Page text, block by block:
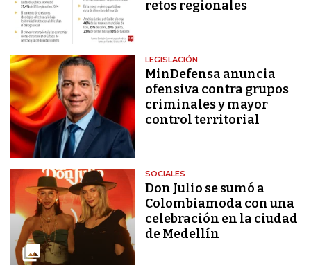
retos regionales
LEGISLACIÓN
MinDefensa anuncia
ofensiva contra grupos
criminales y mayor
control territorial
SOCIALES
Don Julio se sumó a
Colombiamoda con una
celebración en la ciudad
de Medellín